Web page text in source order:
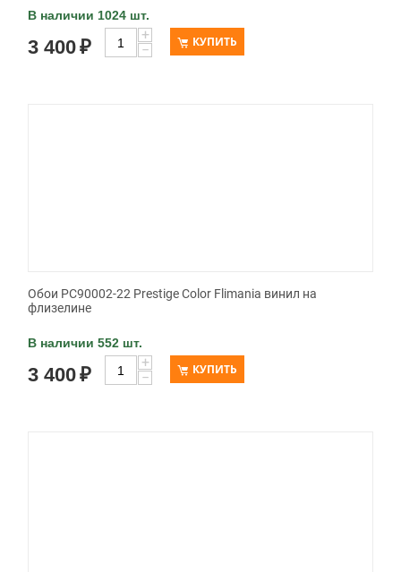
В наличии 1024 шт.
3 400₽
+
−
КУПИТЬ
Обои PC90002-22 Prestige Color Flimania винил на
флизелине
В наличии 552 шт.
3 400₽
+
−
КУПИТЬ